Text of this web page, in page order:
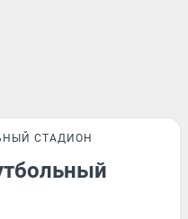
СТАДИОН